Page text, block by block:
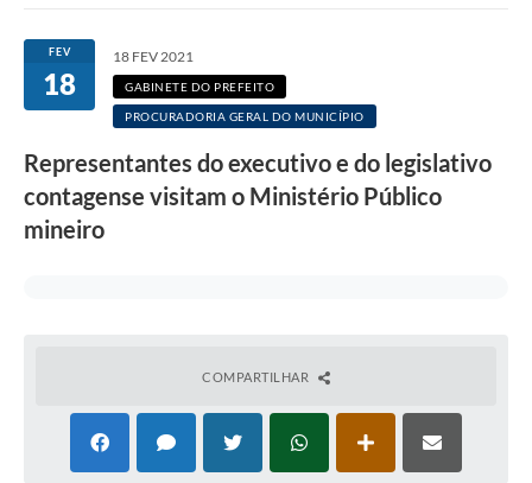
FEV
18
18 FEV 2021
GABINETE DO PREFEITO
PROCURADORIA GERAL DO MUNICÍPIO
Representantes do executivo e do legislativo
contagense visitam o Ministério Público
mineiro
COMPARTILHAR